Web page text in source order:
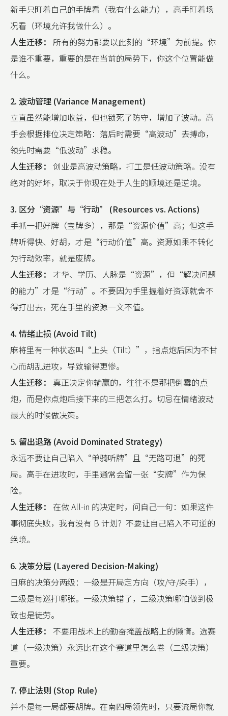
新手只盯着自己的手牌看（我有什么能力），高手盯着场
况看（环境允许我做什么）。
人生迁移： 所有的努力都要以此刻的“环境”为前提。你
是谁不重要，重要的是在当前的局势下，你这个位置能做
什么。
2. 波动管理 (Variance Management)
立直虽然能增加收益，但也锁死了防守，增加了波动。高
手会根据排位决定策略：落后时需要“高波动”去搏命，
领先时需要“低波动”求稳。
人生迁移： 创业是高波动策略，打工是低波动策略。没有
绝对的好坏，取决于你现在处于人生的顺境还是逆境。
3. 区分“资源”与“行动” (Resources vs. Actions)
手抓一把好牌（宝牌多），那是“资源价值”高；但这手
牌听得快、好胡，才是“行动价值”高。资源如果不转化
为行动效率，就是废牌。
人生迁移： 才华、学历、人脉是“资源”，但“解决问题
的能力”才是“行动”。不要因为手里握着好资源就舍不
得打出去，死在手里的资源一文不值。
4. 情绪止损 (Avoid Tilt)
麻将里有一种状态叫“上头（Tilt）”，指点炮后因为不甘
心而胡乱进攻，导致输得更惨。
人生迁移：
真正决定你输赢的，往往不是那把倒霉的点
炮，而是你点炮后接下来的三把怎么打。切忌在情绪波动
最大的时候做决策。
5. 留出退路 (Avoid Dominated Strategy)
永远不要让自己陷入“单骑听牌”且“无路可退”的死
局。高手在进攻时，手里通常会留一张“安牌”作为保
险。
人生迁移：
在做 All-in 的决定时，问自己一句：如果这件
事彻底失败，我有没有 B 计划？不要让自己陷入不可逆的
绝境。
6. 决策分层 (Layered Decision-Making)
日麻的决策分两级：一级是开局定方向（攻/守/染手），
二级是每巡打哪张。一级决策错了，二级决策哪怕做到极
致也是徒劳。
人生迁移：
不要用战术上的勤奋掩盖战略上的懒惰。选赛
道（一级决策）永远比在这个赛道里怎么卷（二级决策）
重要。
7. 停止法则 (Stop Rule)
并不是每一局都要胡牌。在南四局领先时，只要流局你就